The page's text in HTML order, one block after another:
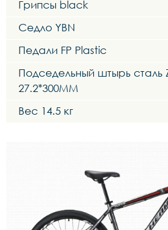
Грипсы black
Седло YBN
Педали FP Plastic
Подседельный штырь сталь
27.2*300MM
Вес 14.5 кг